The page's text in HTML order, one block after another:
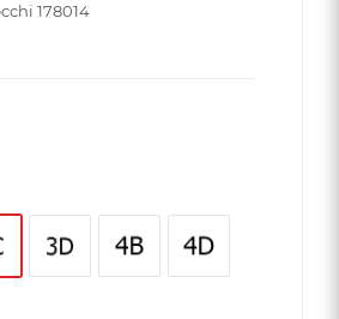
178014